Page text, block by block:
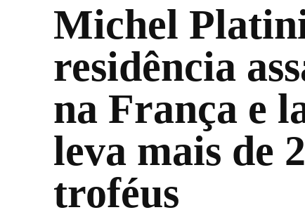
Michel
residência
na França e
leva mais de
troféus